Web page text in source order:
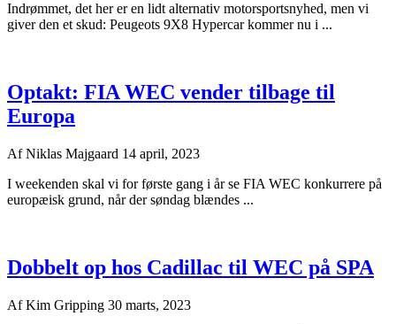
Indrømmet, det her er en lidt alternativ motorsportsnyhed, men vi
giver den et skud: Peugeots 9X8 Hypercar kommer nu i ...
Optakt: FIA WEC vender tilbage til
Europa
AfNiklas Majgaard 14 april, 2023
I weekenden skal vi for første gang i år se FIA WEC konkurrere på
europæisk grund, når der søndag blændes ...
Dobbelt op hos Cadillac til WEC på SPA
AfKim Gripping 30 marts, 2023